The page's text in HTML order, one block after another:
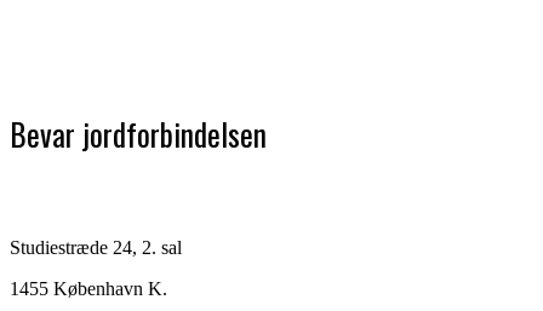
Bevar jordforbindelsen
Studiestræde 24, 2. sal
1455 København K.